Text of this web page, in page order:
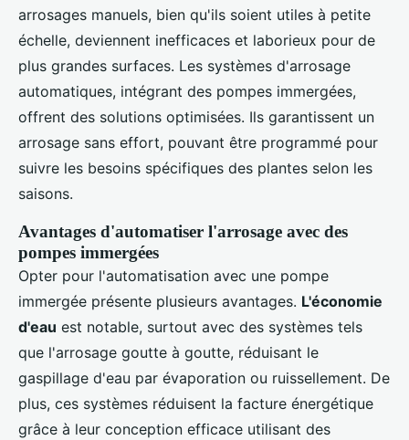
arrosages manuels, bien qu'ils soient utiles à petite
échelle, deviennent inefficaces et laborieux pour de
plus grandes surfaces. Les systèmes d'arrosage
automatiques, intégrant des pompes immergées,
offrent des solutions optimisées. Ils garantissent un
arrosage sans effort, pouvant être programmé pour
suivre les besoins spécifiques des plantes selon les
saisons.
Avantages d'automatiser l'arrosage avec des
pompes immergées
Opter pour l'automatisation avec une pompe
immergée présente plusieurs avantages. L'économie
d'eau est notable, surtout avec des systèmes tels
que l'arrosage goutte à goutte, réduisant le
gaspillage d'eau par évaporation ou ruissellement. De
plus, ces systèmes réduisent la facture énergétique
grâce à leur conception efficace utilisant des